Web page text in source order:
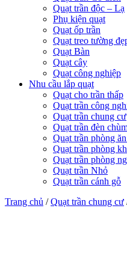
Quạt trần độc – Lạ
Phụ kiện quạt
Quạt ốp trần
Quạt treo tường
Quạt Bàn
Quạt cây
Quạt công nghiệp
Nhu cầu lắp quạt
Quạt cho trần thấp
Quạt trần công
Quạt trần chung cư
Quạt trần đèn
Quạt trần phòng
Quạt trần phòng
Quạt trần phòng
Quạt trần Nhỏ
Quạt trần cánh gỗ
Trang chủ /Quạt trần chung cư